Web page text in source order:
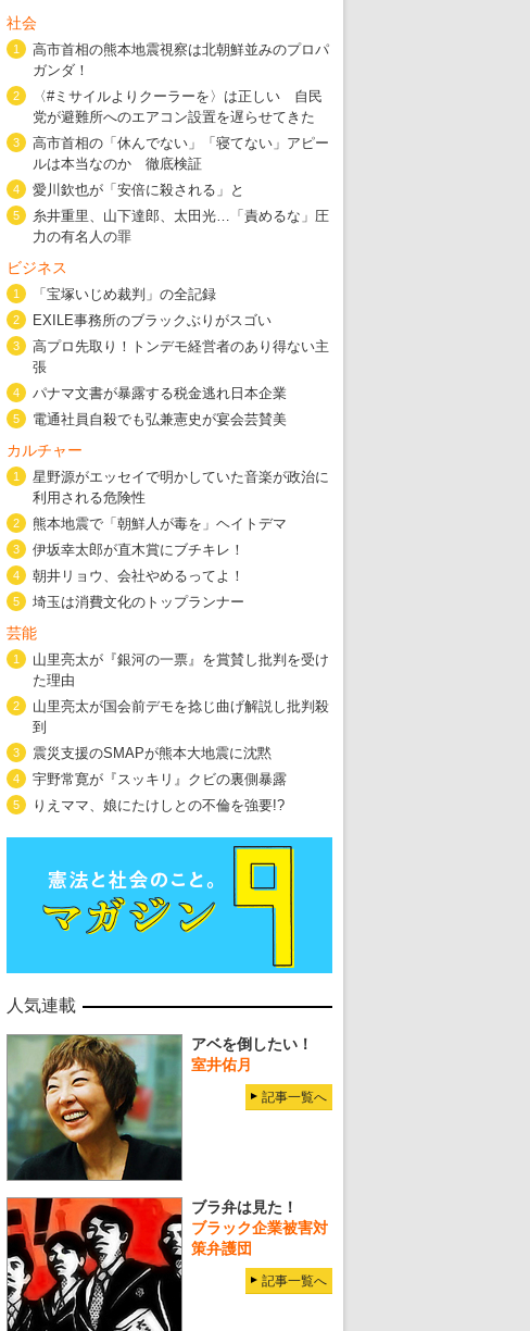
特集2 東京五輪強行開催特別企画 大ウソだら
・ 五輪入場行進にすぎやまこういちの曲、杉田水脈の
・ 大ウソだらけの東京五輪！ 安倍・菅・森はどんな嘘を
・ 五輪サッカー・久保建英が南アの陽性者に「僕らに損ではない
・ 五輪関係者が入国当日、築地を散歩！
社会
1
高市首相の熊本地震視察は北朝鮮並みのプロパ
ガンダ！
2
〈#ミサイルよりクーラーを〉は正しい 自民
党が避難所へのエアコン設置を遅らせてきた
3
高市首相の「休んでない」「寝てない」アピー
ルは本当なのか 徹底検証
4 愛川欽也が「安倍に殺される」と
5
糸井重里、山下達郎、太田光…「責めるな」圧
力の有名人の罪
ビジネス
1 「宝塚いじめ裁判」の全記録
2 EXILE事務所のブラックぶりがスゴい
3
高プロ先取り！トンデモ経営者のあり得ない主
張
4 パナマ文書が暴露する税金逃れ日本企業
5 電通社員自殺でも弘兼憲史が宴会芸賛美
カルチャー
1
星野源がエッセイで明かしていた音楽が政治に
利用される危険性
2 熊本地震で「朝鮮人が毒を」ヘイトデマ
3 伊坂幸太郎が直木賞にブチキレ！
4 朝井リョウ、会社やめるってよ！
5 埼玉は消費文化のトップランナー
芸能
1
山里亮太が『銀河の一票』を賞賛し批判を受け
た理由
2
山里亮太が国会前デモを捻じ曲げ解説し批判殺
到
3 震災支援のSMAPが熊本大地震に沈黙
4 宇野常寛が『スッキリ』クビの裏側暴露
5 りえママ、娘にたけしとの不倫を強要!?
人気連載
アベを倒したい！
室井佑月
記事一覧へ
ブラ弁は見た！
ブラック企業被害対
策弁護団
記事一覧へ